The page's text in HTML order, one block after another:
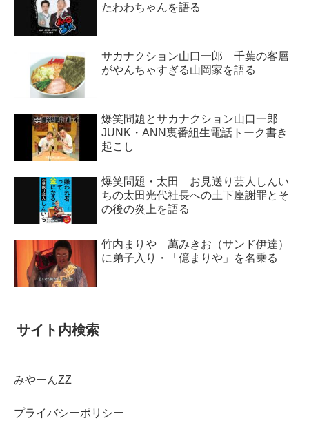
たわわちゃんを語る
サカナクション山口一郎 千葉の客層
がやんちゃすぎる山岡家を語る
爆笑問題とサカナクション山口一郎
JUNK・ANN裏番組生電話トーク書き
起こし
爆笑問題・太田 お見送り芸人しんい
ちの太田光代社長への土下座謝罪とそ
の後の炎上を語る
竹内まりや 萬みきお（サンド伊達）
に弟子入り・「億まりや」を名乗る
サイト内検索
みやーんZZ
プライバシーポリシー